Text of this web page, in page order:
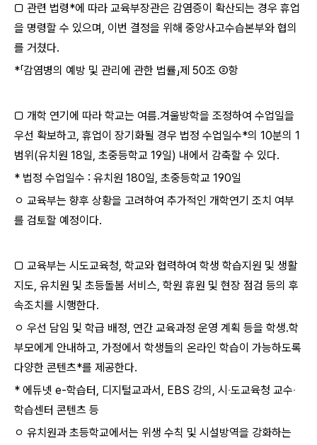
□ 관련 법령*에 따라 교육부장관은 감염증이 확산되는 경우 휴업
을 명령할 수 있으며, 이번 결정을 위해 중앙사고수습본부와 협의
를 거쳤다.
*「감염병의 예방 및 관리에 관한 법률」제 50조 ②항
□ 개학 연기에 따라 학교는 여름․겨울방학을 조정하여 수업일을
우선 확보하고, 휴업이 장기화될 경우 법정 수업일수*의 10분의 1
범위(유치원 18일, 초중등학교 19일) 내에서 감축할 수 있다.
* 법정 수업일수 : 유치원 180일, 초중등학교 190일
ㅇ 교육부는 향후 상황을 고려하여 추가적인 개학연기 조치 여부
를 검토할 예정이다.
□ 교육부는 시도교육청, 학교와 협력하여 학생 학습지원 및 생활
지도, 유치원 및 초등돌봄 서비스, 학원 휴원 및 현장 점검 등의 후
속조치를 시행한다.
ㅇ 우선 담임 및 학급 배정, 연간 교육과정 운영 계획 등을 학생․학
부모에게 안내하고, 가정에서 학생들의 온라인 학습이 가능하도록
다양한 콘텐츠*를 제공한다.
* 에듀넷 e-학습터, 디지털교과서, EBS 강의, 시‧도교육청 교수‧
학습센터 콘텐츠 등
ㅇ 유치원과 초등학교에서는 위생 수칙 및 시설방역을 강화하는